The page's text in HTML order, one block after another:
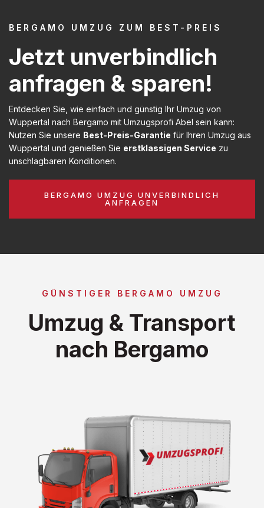
BERGAMO UMZUG ZUM BEST-PREIS
Jetzt unverbindlich
anfragen & sparen!
Entdecken Sie, wie einfach und günstig Ihr Umzug von
Wuppertal nach Bergamo mit Umzugsprofi Abel sein kann:
Nutzen Sie unsere Best-Preis-Garantie für Ihren Umzug aus
Wuppertal und genießen Sie erstklassigen Service zu
unschlagbaren Konditionen.
BERGAMO UMZUG UNVERBINDLICH
ANFRAGEN
GÜNSTIGER BERGAMO UMZUG
Umzug & Transport
nach Bergamo